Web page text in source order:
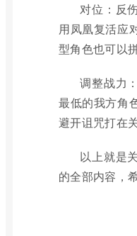
对位：反
用凤凰复活应
型角色也可以拼
调整战力
最低的我方角
避开诅咒打在
以上就是
的全部内容，